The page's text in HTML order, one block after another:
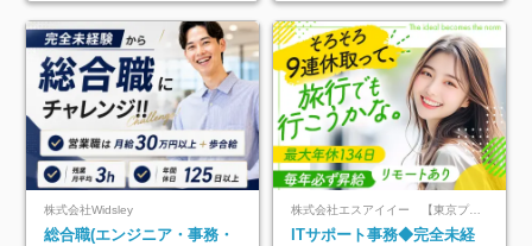
株式会社Widsley
総合職(エンジニア・事務・
株式会社エスアイイー 【東京プロマーケット上場】
ITサポート事務◆完全未経